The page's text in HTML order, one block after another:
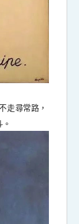
走尋常路，